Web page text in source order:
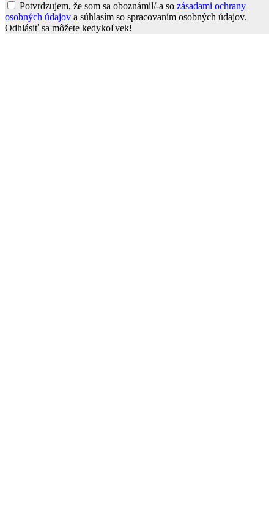
Potvrdzujem, že som sa oboznámil/-a so zásadami ochrany
osobných údajov a súhlasím so spracovaním osobných údajov.
Odhlásiť sa môžete kedykoľvek!